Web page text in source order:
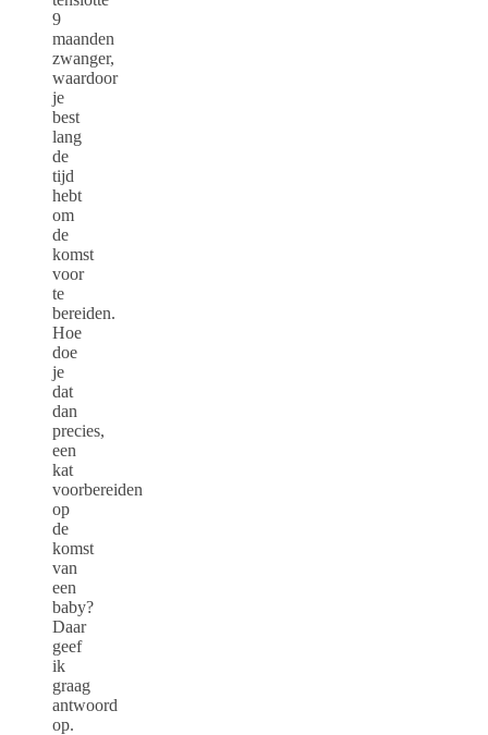
9
maanden
zwanger,
waardoor
je
best
lang
de
tijd
hebt
om
de
komst
voor
te
bereiden.
Hoe
doe
je
dat
dan
precies,
een
kat
voorbereiden
op
de
komst
van
een
baby?
Daar
geef
ik
graag
antwoord
op.